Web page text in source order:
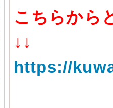
こちらから
↓↓
https://